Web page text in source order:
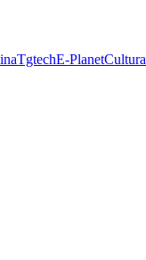
TgtechE-PlanetCultura